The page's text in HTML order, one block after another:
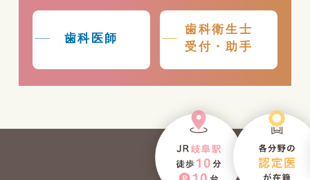
歯科医師
歯科衛生士
受付・助手